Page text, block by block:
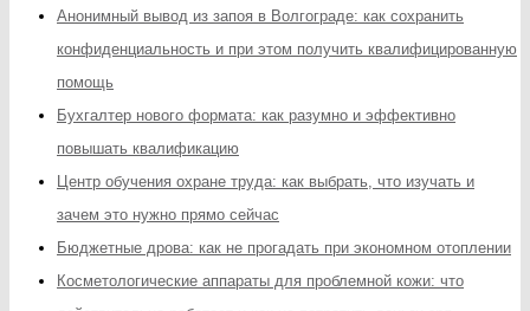
Анонимный вывод из запоя в Волгограде: как сохранить
конфиденциальность и при этом получить квалифицированную
помощь
Бухгалтер нового формата: как разумно и эффективно
повышать квалификацию
Центр обучения охране труда: как выбрать, что изучать и
зачем это нужно прямо сейчас
Бюджетные дрова: как не прогадать при экономном отоплении
Косметологические аппараты для проблемной кожи: что